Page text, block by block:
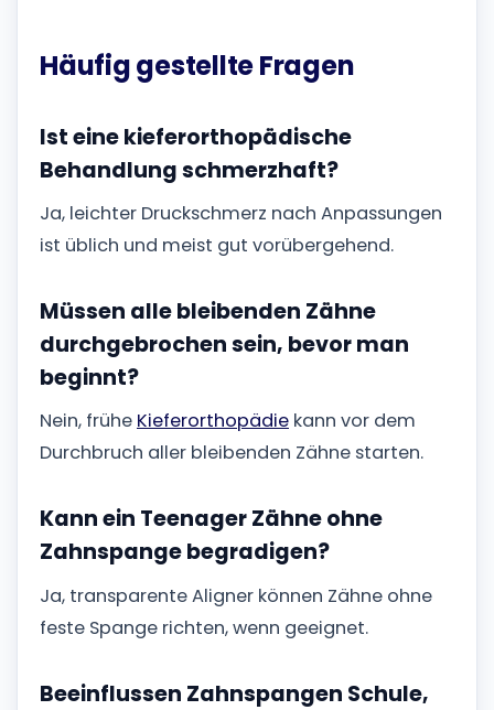
Häufig gestellte Fragen
Ist eine kieferorthopädische
Behandlung schmerzhaft?
Ja, leichter Druckschmerz nach Anpassungen
ist üblich und meist gut vorübergehend.
Müssen alle bleibenden Zähne
durchgebrochen sein, bevor man
beginnt?
Nein, frühe Kieferorthopädie kann vor dem
Durchbruch aller bleibenden Zähne starten.
Kann ein Teenager Zähne ohne
Zahnspange begradigen?
Ja, transparente Aligner können Zähne ohne
feste Spange richten, wenn geeignet.
Beeinflussen Zahnspangen Schule,